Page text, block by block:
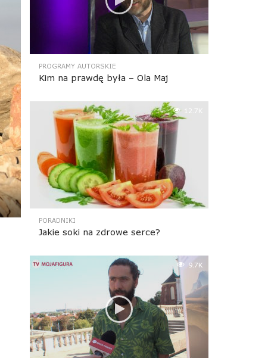
PROGRAMY AUTORSKIE
Kim na prawdę była – Ola Maj
12.7K
PORADNIKI
Jakie soki na zdrowe serce?
9.7K